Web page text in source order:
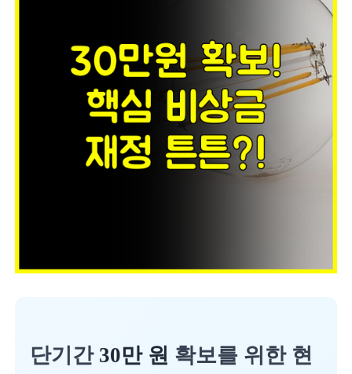
단기간 30만 원 확보를 위한 현